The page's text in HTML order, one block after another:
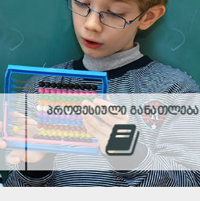
ᲞᲠᲝᲤᲔᲡᲘᲣᲚᲘ ᲒᲐᲜᲐᲗᲚᲔᲑᲐ